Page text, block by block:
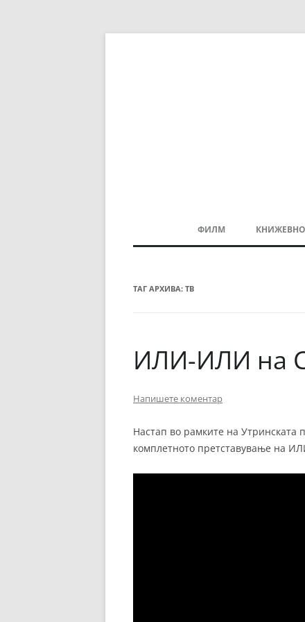
ФИЛМ
ЖАНРОВИ
ФИЛМОПОЛИС
ТАГ АРХИВА: ТВ
ИЛИ-ИЛИ на
Напишете коментар
Настап во рамките на Утринската
комплетното претставување на